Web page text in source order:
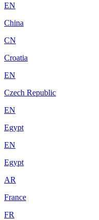
EN
China
CN
Croatia
EN
Czech Republic
EN
Egypt
EN
Egypt
AR
France
FR